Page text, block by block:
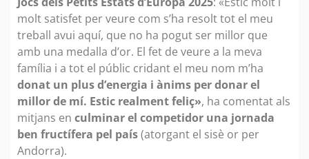
molt satisfet per veure com s’ha resolt tot el meu
treball avui aquí, que no ha pogut ser millor que
amb una medalla d’or. El fet de veure a la meva
família i a tot el públic cridant el meu nom m’ha
donat un plus d’energia i ànims per donar el
millor de mí. Estic realment feliç», ha comentat als
mitjans en culminar el competidor una jornada
ben fructífera pel país(atorgant el sisè or per
Andorra).